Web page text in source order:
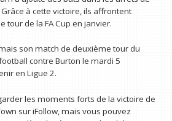
à cette victoire, ils affrontent
tour de la FA Cup en janvier.
son match de deuxième tour du
contre Burton le mardi 5
en Ligue 2.
les moments forts de la victoire de
sur iFollow, mais vous pouvez